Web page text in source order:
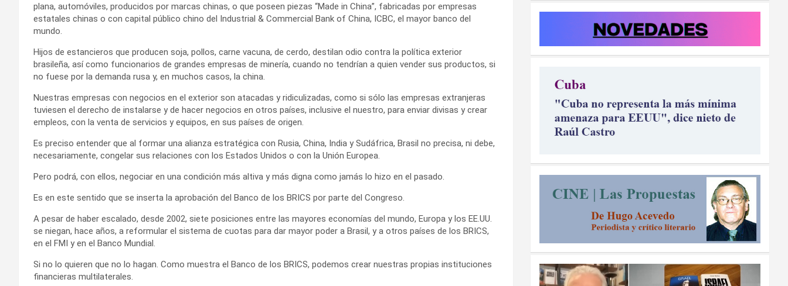
plana, automóviles, producidos por marcas chinas, o que poseen piezas “Made in China”, fabricadas por empresas
estatales chinas o con capital público chino del Industrial & Commercial Bank of China, ICBC, el mayor banco del
mundo.
Hijos de estancieros que producen soja, pollos, carne vacuna, de cerdo, destilan odio contra la política exterior
brasileña, así como funcionarios de grandes empresas de minería, cuando no tendrían a quien vender sus productos, si
no fuese por la demanda rusa y, en muchos casos, la china.
Nuestras empresas con negocios en el exterior son atacadas y ridiculizadas, como si sólo las empresas extranjeras
tuviesen el derecho de instalarse y de hacer negocios en otros países, inclusive el nuestro, para enviar divisas y crear
empleos, con la venta de servicios y equipos, en sus países de origen.
Es preciso entender que al formar una alianza estratégica con Rusia, China, India y Sudáfrica, Brasil no precisa, ni debe,
necesariamente, congelar sus relaciones con los Estados Unidos o con la Unión Europea.
Pero podrá, con ellos, negociar en una condición más altiva y más digna como jamás lo hizo en el pasado.
Es en este sentido que se inserta la aprobación del Banco de los BRICS por parte del Congreso.
A pesar de haber escalado, desde 2002, siete posiciones entre las mayores economías del mundo, Europa y los EE.UU.
se niegan, hace años, a reformular el sistema de cuotas para dar mayor poder a Brasil, y a otros países de los BRICS,
en el FMI y en el Banco Mundial.
Si no lo quieren que no lo hagan. Como muestra el Banco de los BRICS, podemos crear nuestras propias instituciones
financieras multilaterales.